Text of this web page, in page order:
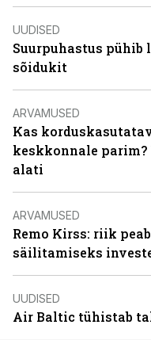
UUDISED
Suurpuhastus
sõidukit
ARVAMUSED
Kas
keskkonnale
alati
ARVAMUSED
Remo Kirss: riik
säilitamiseks
UUDISED
Air Baltic tühistab